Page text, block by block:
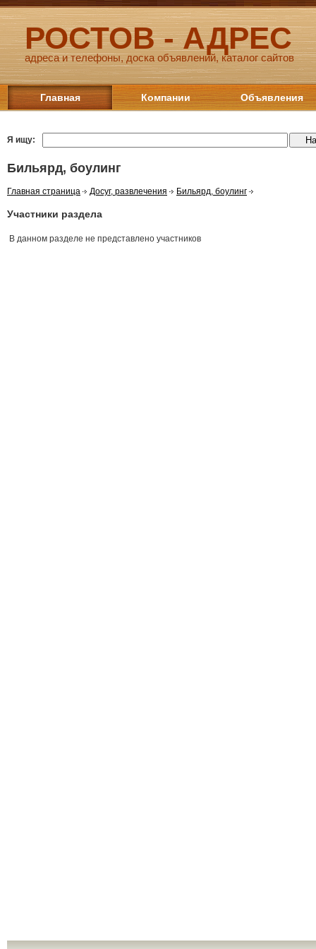
РОСТОВ - АДРЕС
адреса и телефоны, доска объявлений, каталог сайтов
Главная Компании Объявления
Я ищу:
Бильярд, боулинг
Главная страница Досуг, развлечения Бильярд, боулинг
Участники раздела
В данном разделе не представлено участников